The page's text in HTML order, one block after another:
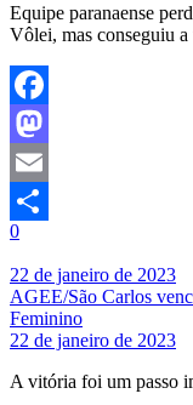
Equipe paranaense
Vôlei, mas conseguiu a
Facebook
Mastodon
Email
Share
0
22 de janeiro de 2023
AGEE/São Carlos
Feminino
22 de janeiro de 2023
A vitória foi um passo